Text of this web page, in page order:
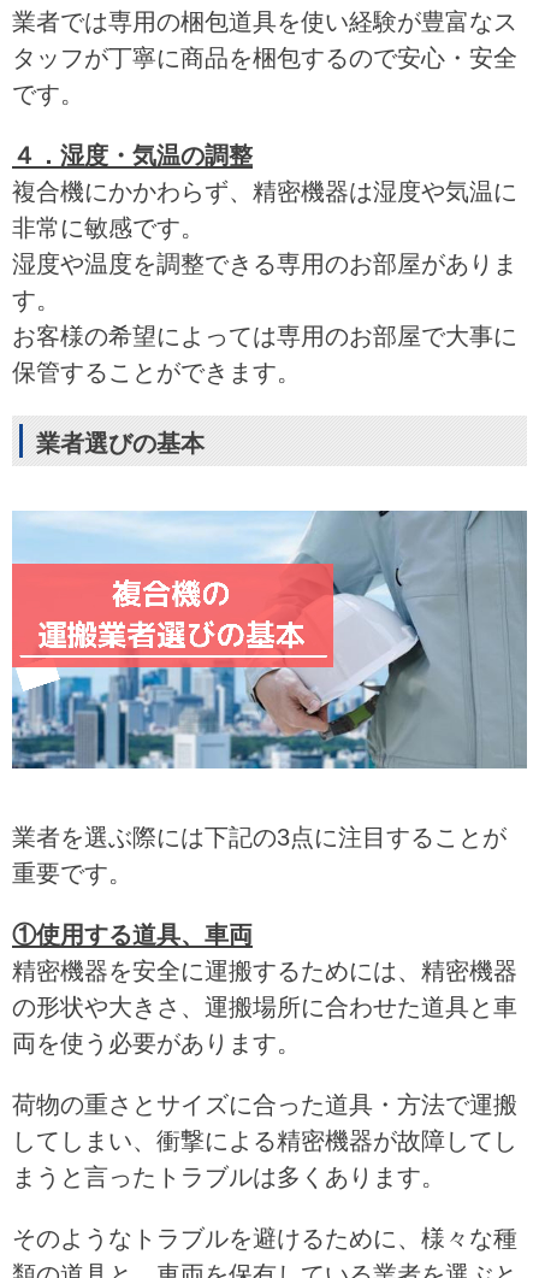
業者では専用の梱包道具を使い経験が豊富なス
タッフが丁寧に商品を梱包するので安心・安全
です。
４．湿度・気温の調整
複合機にかかわらず、精密機器は湿度や気温に
非常に敏感です。
湿度や温度を調整できる専用のお部屋がありま
す。
お客様の希望によっては専用のお部屋で大事に
保管することができます。
業者選びの基本
業者を選ぶ際には下記の3点に注目することが
重要です。
①使用する道具、車両
精密機器を安全に運搬するためには、精密機器
の形状や大きさ、運搬場所に合わせた道具と車
両を使う必要があります。
荷物の重さとサイズに合った道具・方法で運搬
してしまい、衝撃による精密機器が故障してし
まうと言ったトラブルは多くあります。
そのようなトラブルを避けるために、様々な種